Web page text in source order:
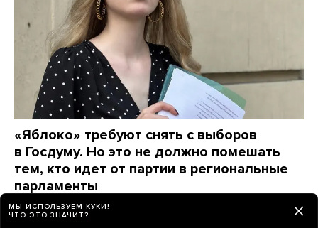
«Яблоко» требуют снять с выборов
в Госдуму. Но это не должно помешать
тем, кто идет от партии в региональные
парламенты
В Петербурге в заксобрание баллотируется 21-
летняя Марина Песляк. Она «искала любые
МЫ ИСПОЛЬЗУЕМ КУКИ!
ЧТО ЭТО ЗНАЧИТ?